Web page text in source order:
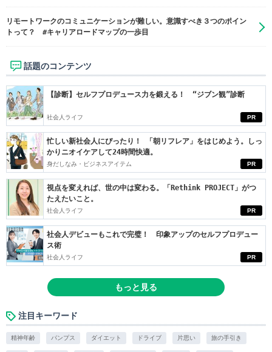
リモートワークのコミュニケーションが難しい。意識すべき３つのポイン
トって？ #キャリアロードマップの一歩目
話題のコンテンツ
PR
【診断】セルフプロデュース力を鍛える！ “ジブン観”診断
社会人ライフ
PR
忙しい新社会人にぴったり！ 「朝リフレア」をはじめよう。しっ
かりニオイケアして24時間快適。
身だしなみ・ビジネスアイテム
PR
視点を変えれば、世の中は変わる。「Rethink PROJECT」がつ
たえたいこと。
社会人ライフ
PR
社会人デビューもこれで完璧！ 印象アップのセルフプロデュー
ス術
社会人ライフ
もっと見る
注目キーワード
精神年齢 パンプス ダイエット ドライブ 片思い 旅の手引き